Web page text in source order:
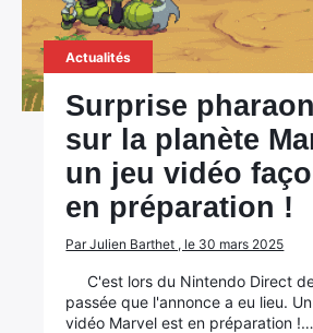
Actualités
Surprise
sur la planète
un jeu vidéo
en préparation !
Par Julien Barthet , le 30 mars 2025
C'est lors du Nintendo Direct
passée que l'annonce a eu lieu.
vidéo Marvel est en préparation !…